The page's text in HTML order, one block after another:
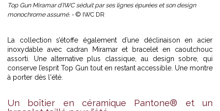
Top Gun Miramar d’IWC séduit par ses lignes épurées et son design
monochrome assumé. - © IWC DR
La collection s’étoffe également d’une déclinaison en acier
inoxydable avec cadran Miramar et bracelet en caoutchouc
assorti. Une alternative plus classique, au design sobre, qui
conserve l’esprit Top Gun tout en restant accessible. Une montre
à porter dès l'été.
Un boîtier en céramique Pantone® et un